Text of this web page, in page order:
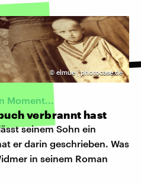
© elmue | photocase.de
Moment...
verbrannt hast
seinem Sohn ein
er darin geschrieben. Was
in seinem Roman